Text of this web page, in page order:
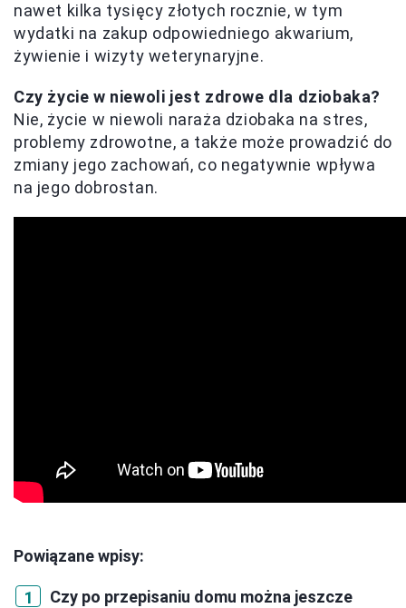
nawet kilka tysięcy złotych rocznie, w tym
wydatki na zakup odpowiedniego akwarium,
żywienie i wizyty weterynaryjne.
Czy życie w niewoli jest zdrowe dla dziobaka?
Nie, życie w niewoli naraża dziobaka na stres,
problemy zdrowotne, a także może prowadzić do
zmiany jego zachowań, co negatywnie wpływa
na jego dobrostan.
Powiązane wpisy:
Czy po przepisaniu domu można jeszcze